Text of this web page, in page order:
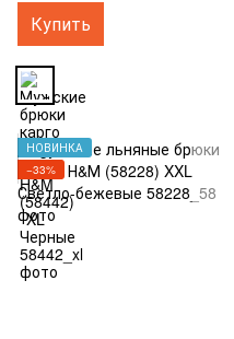
Купить
НОВИНКА
−33%